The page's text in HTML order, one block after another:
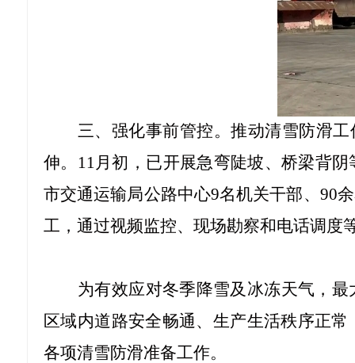
三、强化事前管控。推动清雪防滑工
伸。11月初，已开展急弯陡坡、桥梁背
市交通运输局公路中心9名机关干部、90
工，通过视频监控、现场勘察和电话调度
为有效应对冬季降雪及冰冻天气，
区域内道路安全畅通、生产生活秩序正
各项清雪防滑准备工作。